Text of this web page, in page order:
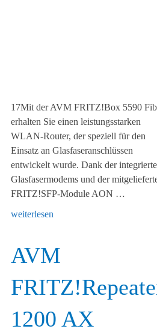
17Mit der AVM FRITZ!Box 5590
erhalten Sie einen leistungsstarken
WLAN-Router, der speziell für den
Einsatz an Glasfaseranschlüssen
entwickelt wurde. Dank der
Glasfasermodems und der
FRITZ!SFP-Module AON …
weiterlesen
AVM
1200 AX